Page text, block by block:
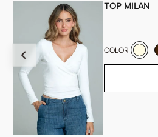
TOP MILAN
COLOR